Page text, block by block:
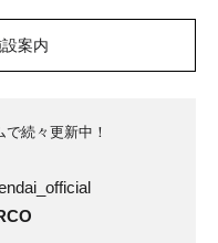
案内
続々更新中！